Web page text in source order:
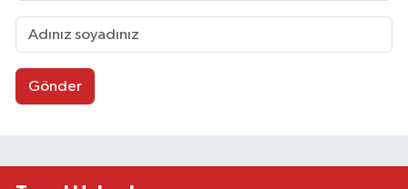
Gönder